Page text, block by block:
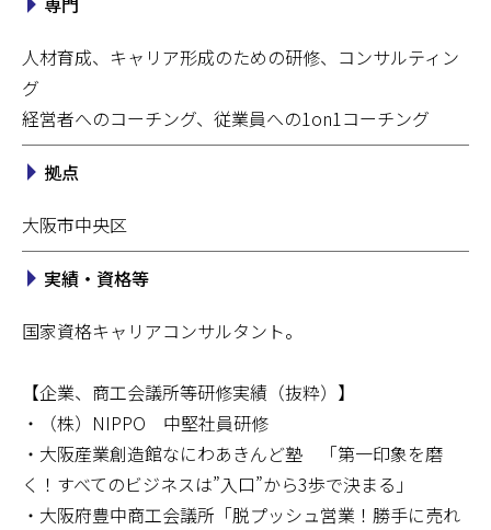
人材育成、キャリア形成のための研修、コンサルティン
グ
経営者へのコーチング、従業員への1on1コーチング
拠点
大阪市中央区
実績・資格等
国家資格キャリアコンサルタント。
【企業、商工会議所等研修実績（抜粋）】
・（株）NIPPO 中堅社員研修
・大阪産業創造館なにわあきんど塾 「第一印象を磨
く！すべてのビジネスは”入口”から3歩で決まる」
・大阪府豊中商工会議所「脱プッシュ営業！勝手に売れ